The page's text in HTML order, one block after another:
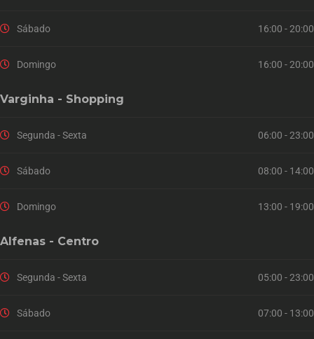
Sábado 16:00 - 20:00
Domingo 16:00 - 20:00
Varginha - Shopping
Segunda - Sexta 06:00 - 23:00
Sábado 08:00 - 14:00
Domingo 13:00 - 19:00
Alfenas - Centro
Segunda - Sexta 05:00 - 23:00
Sábado 07:00 - 13:00